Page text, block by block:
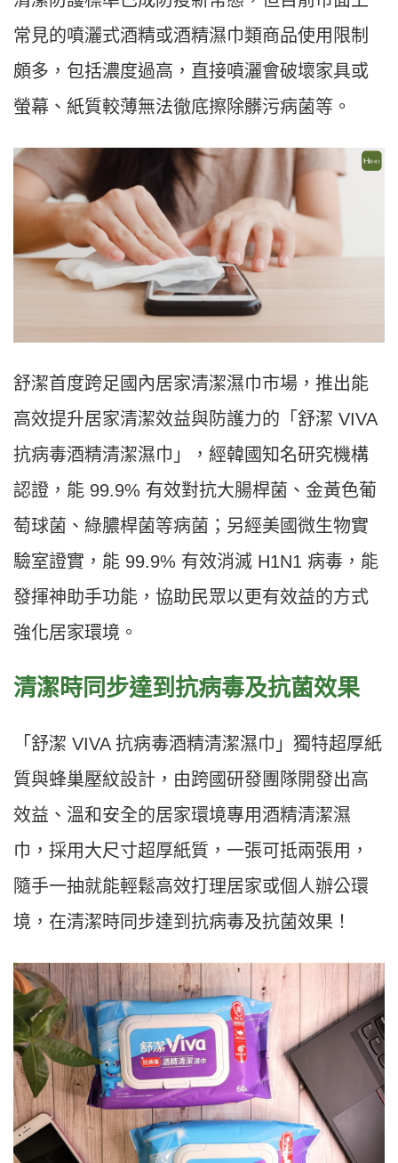
常見的噴灑式酒精或酒精濕巾類商品使用限制
頗多，包括濃度過高，直接噴灑會破壞家具或
螢幕、紙質較薄無法徹底擦除髒污病菌等。
舒潔首度跨足國內居家清潔濕巾市場，推出能
高效提升居家清潔效益與防護力的「舒潔 VIVA
抗病毒酒精清潔濕巾」，經韓國知名研究機構
認證，能 99.9% 有效對抗大腸桿菌、金黃色葡
萄球菌、綠膿桿菌等病菌；另經美國微生物實
驗室證實，能 99.9% 有效消滅 H1N1 病毒，能
發揮神助手功能，協助民眾以更有效益的方式
強化居家環境。
清潔時同步達到抗病毒及抗菌效果
「舒潔 VIVA 抗病毒酒精清潔濕巾」獨特超厚紙
質與蜂巢壓紋設計，由跨國研發團隊開發出高
效益、溫和安全的居家環境專用酒精清潔濕
巾，採用大尺寸超厚紙質，一張可抵兩張用，
隨手一抽就能輕鬆高效打理居家或個人辦公環
境，在清潔時同步達到抗病毒及抗菌效果！